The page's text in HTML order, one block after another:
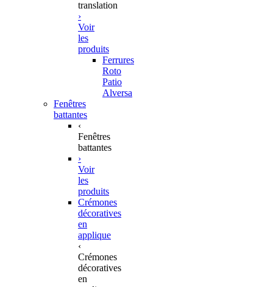
translation
›
Voir
les
produits
Ferrures
Roto
Patio
Alversa
Fenêtres
battantes
‹
Fenêtres
battantes
›
Voir
les
produits
Crémones
décoratives
en
applique
‹
Crémones
décoratives
en